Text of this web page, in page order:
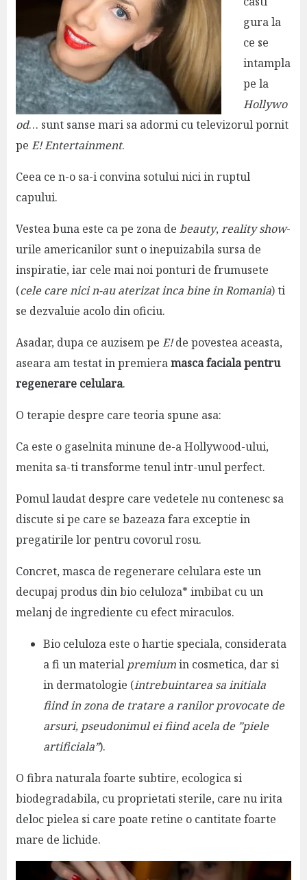
gura la
ce se
intampla
pe la
Hollywo
od… sunt sanse mari sa adormi cu televizorul pornit
pe E! Entertainment.
Ceea ce n-o sa-i convina sotului nici in ruptul
capului.
Vestea buna este ca pe zona de beauty,reality show-
urile americanilor sunt o inepuizabila sursa de
inspiratie, iar cele mai noi ponturi de frumusete
(cele care nici n-au aterizat inca bine in Romania) ti
se dezvaluie acolo din oficiu.
Asadar, dupa ce auzisem pe E!de povestea aceasta,
aseara am testat in premieramasca faciala pentru
regenerare celulara.
O terapie despre care teoria spune asa:
Ca este o gaselnita minune de-a Hollywood-ului,
menita sa-ti transforme tenul intr-unul perfect.
Pomul laudat despre care vedetele nu contenesc sa
discute si pe care se bazeaza fara exceptie in
pregatirile lor pentru covorul rosu.
Concret, masca de regenerare celulara este un
decupaj produs din bio celuloza* imbibat cu un
melanj de ingrediente cu efect miraculos.
Bio celuloza este o hartie speciala, considerata
a fi un material premiumin cosmetica, dar si
in dermatologie (intrebuintarea sa initiala
fiind in zona de tratare a ranilor provocate de
arsuri, pseudonimul ei fiind acela de ”piele
artificiala”).
O fibra naturala foarte subtire, ecologica si
biodegradabila, cu proprietati sterile, care nu irita
deloc pielea si care poate retine o cantitate foarte
mare de lichide.